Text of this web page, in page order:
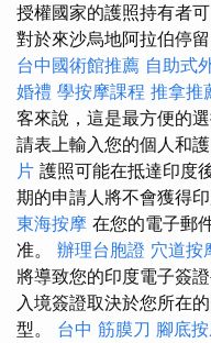
授權國家的護照持有者
對於來沙烏地阿拉伯停
台中國術館推薦 自助式
婚禮 學按摩課程 推拿推
客來說，這是最方便的
請表上輸入您的個人和
片 護照可能在抵達印度
期的申請人將不會獲得
東海按摩 在您的電子郵
准。 辦理台胞證 穴道按
將導致您的印度電子簽
入境簽證取決於您所在
型。 台中 筋膜刀 腳底